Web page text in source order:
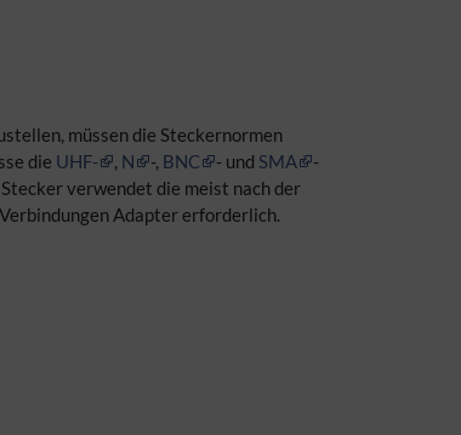
müssen die Steckernormen
die UHF- N -, BNC - und SMA
-
verwendet die meist nach der
Adapter erforderlich.